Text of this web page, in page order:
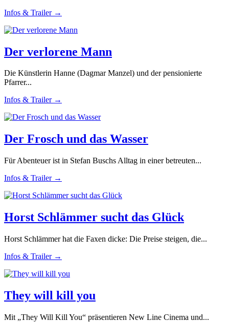
Infos & Trailer →
Der verlorene Mann
Die Künstlerin Hanne (Dagmar Manzel) und der pensionierte
Pfarrer...
Infos & Trailer →
Der Frosch und das Wasser
Für Abenteuer ist in Stefan Buschs Alltag in einer betreuten...
Infos & Trailer →
Horst Schlämmer sucht das Glück
Horst Schlämmer hat die Faxen dicke: Die Preise steigen, die...
Infos & Trailer →
They will kill you
Mit „They Will Kill You“ präsentieren New Line Cinema und...